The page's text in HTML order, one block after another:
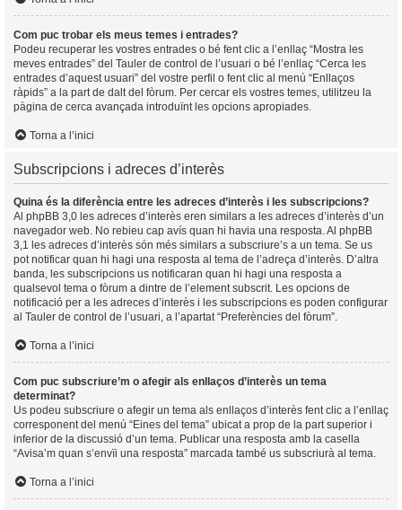
Com puc trobar els meus temes i entrades?
Podeu recuperar les vostres entrades o bé fent clic a l’enllaç “Mostra les
meves entrades” del Tauler de control de l’usuari o bé l’enllaç “Cerca les
entrades d’aquest usuari” del vostre perfil o fent clic al menú “Enllaços
ràpids” a la part de dalt del fòrum. Per cercar els vostres temes, utilitzeu la
pàgina de cerca avançada introduïnt les opcions apropiades.
Torna a l’inici
Subscripcions i adreces d’interès
Quina és la diferència entre les adreces d’interès i les subscripcions?
Al phpBB 3,0 les adreces d’interès eren similars a les adreces d’interès d’un
navegador web. No rebieu cap avís quan hi havia una resposta. Al phpBB
3,1 les adreces d’interès són més similars a subscriure’s a un tema. Se us
pot notificar quan hi hagi una resposta al tema de l’adreça d’interès. D’altra
banda, les subscripcions us notificaran quan hi hagi una resposta a
qualsevol tema o fòrum a dintre de l’element subscrit. Les opcions de
notificació per a les adreces d’interès i les subscripcions es poden configurar
al Tauler de control de l’usuari, a l’apartat “Preferències del fòrum”.
Torna a l’inici
Com puc subscriure’m o afegir als enllaços d’interès un tema
determinat?
Us podeu subscriure o afegir un tema als enllaços d’interès fent clic a l’enllaç
corresponent del menú “Eines del tema” ubicat a prop de la part superior i
inferior de la discussió d’un tema. Publicar una resposta amb la casella
“Avisa’m quan s’envïi una resposta” marcada també us subscriurà al tema.
Torna a l’inici